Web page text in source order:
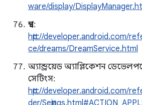
ware/display/
স্বপ্ন:
http://developer.android.com/
ce/dreams/DreamService.html
অ্যান্ড্রয়েড অ্যাপ্লিকেশন
সেটিংস:
http://developer.android.com/
der/